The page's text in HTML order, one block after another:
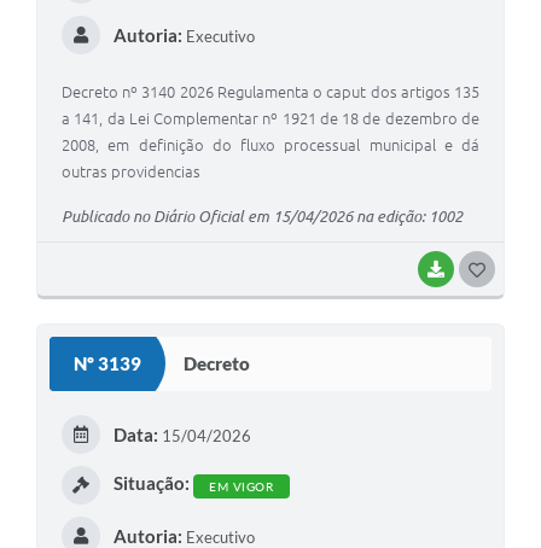
BAIXAR
Autoria: Executivo
Decreto nº 3140 2026 Regulamenta o caput dos artigos 135
a 141, da Lei Complementar nº 1921 de 18 de dezembro de
2008, em definição do fluxo processual municipal e dá
outras providencias
Publicado no Diário Oficial em 15/04/2026 na edição: 1002
Nº 3139 Decreto
Data: 15/04/2026
Situação: EM VIGOR
Autoria: Executivo